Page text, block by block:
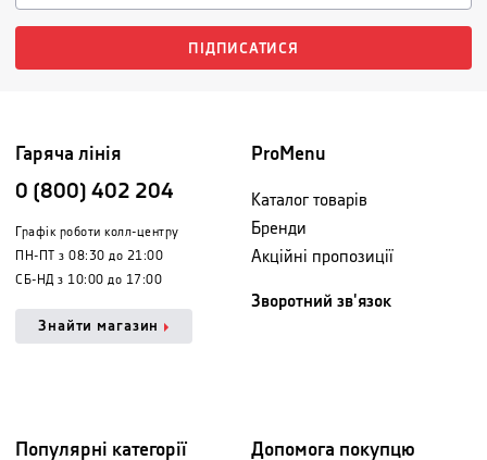
ПІДПИСАТИСЯ
Гаряча лінія
0 (800) 402 204
Графік роботи колл-центру
ПН-ПТ з 08:30 до 21:00
СБ-НД з 10:00 до 17:00
Знайти магазин
ProMenu
Каталог товарів
Бренди
Акційні пропозиції
Зворотний зв'язок
Популярні категорії Допомога покупцю